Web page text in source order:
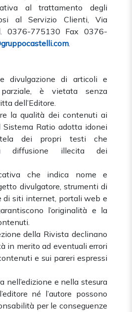
al trattamento degli
al Servizio Clienti, Via
0376-775130 Fax 0376-
.
divulgazione di articoli e
è vietata senza
dell’Editore.
la qualità dei contenuti ai
Ratio adotta idonei
dei propri testi che
diffusione illecita dei
che indica nome e
divulgatore, strumenti di
di siti internet, portali web e
l’originalità e la
della Rivista declinano
in merito ad eventuali errori
e sui pareri espressi
nell’edizione e nella stesura
né l’autore possono
per le conseguenze